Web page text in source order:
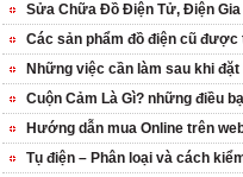
Sửa Chữa Đồ Điện Tử, Điện Gia
Các sản phẩm đồ điện cũ được
Những việc cần làm sau khi
Cuộn Cảm Là Gì? những điều
Hướng dẫn mua Online trên
Tụ điện – Phân loại và cách